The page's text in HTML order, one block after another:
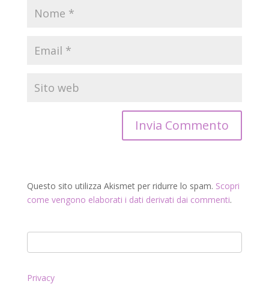
Questo sito utilizza Akismet per ridurre lo spam. Scopri
come vengono elaborati i dati derivati dai commenti.
Privacy